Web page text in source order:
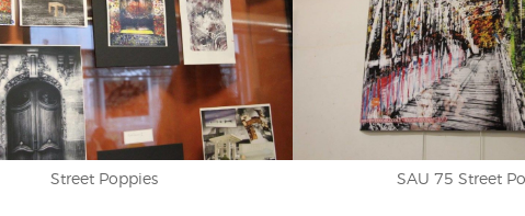
Street Poppies SAU 75 Street